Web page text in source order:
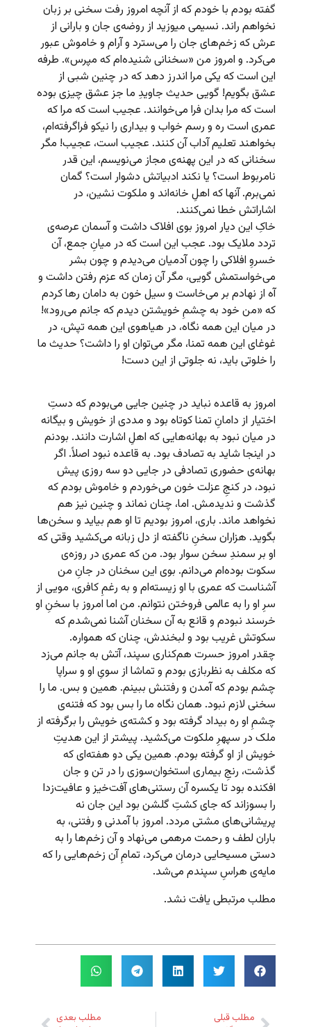
گفته بودم با خودم که از آنچه امروز رفت سخنی بر زبان
نخواهم راند. نسیمی می­وزید از روضه‌ی جان و بارانی از
عرش که زخم‌های جان را می‌سترد و آرام و خاموش عبور
می‌کرد. و امروز من «سخنانی شنیده‌ام که مپرس». طرفه
این است که یکی مرا اندرز دهد که در چنین شبی از
عشق بگویم! گویی حدیث جاویدِ ما جز عشق چیزی بوده
است که مرا بدان فرا می‌خوانند. عجیب است که مرا که
عمری است ره و رسم خواب و بیداری را نیکو فراگرفته‌ام،
بخواهند تعلیم آداب آن کنند. عجیب است، عجیب! مگر
سخنانی که در این پهنه‌ی مجاز می‌نویسم، این قدر
نامربوط است؟ یا نکند ادبیاتش دشوار است؟ گمان
نمی‌برم. آنها که اهلِ خانه‌اند و ملکوت نشین، در
اشاراتش خطا نمی‌کنند.
خاکِ این دیار امروز بوی افلاک داشت و آسمان عرصه‌ی
تردد ملایک بود. عجب این است که در میانِ جمع، آن
خسروِ افلاکی را چون آدمیان می‌دیدم و چون بشر
می‌خواستمش گویی، مگر آن زمان که عزم رفتن داشت و
آه از نهادم بر می‌خاست و سیل خون به دامان رها کردم
که «من خود به چشمِ خویشتن دیدم که جانم می‌رود»!
در میان این همه نگاه، در هیاهوی این همه تپش، در
غوغای این همه تمنا، مگر می‌توان او را داشت؟ حدیث ما
را خلوتی باید، نه جلوتی از این دست!
امروز به قاعده نباید در چنین جایی می‌بودم که دستِ
اختیار از دامانِ تمنا کوتاه بود و مددی از خویش و بیگانه
در میان نبود به بهانه‌هایی که اهلِ اشارت دانند. بودنم
در اینجا شاید به تصادف بود. به قاعده نبود اصلاً. اگر
بهانه‌ی حضوری تصادفی در جایی دو سه روزی پیش
نبود، در کنجِ عزلت خون می‌خوردم و خاموش بودم که
گذشت و ندیدمش. اما، چنان نماند و چنین نیز هم
نخواهد ماند. باری، امروز بودیم تا او هم بیاید و سخن‌ها
بگوید. هزاران سخنِ ناگفته از دل زبانه می‌کشید وقتی که
او بر سمندِ سخن سوار بود. من که عمری در روزه‌ی
سکوت بوده‌ام می‌دانم. بوی این سخنان در جانِ من
آشناست که عمری با او زیسته‌ام و به رغمِ کافری، مویی از
سرِ او را به عالمی فروختن نتوانم. من اما امروز با سخنِ او
خرسند نبودم و قانع به آن سخنان آشنا نمی‌شدم که
سکوتش غریب بود و لبخندش، چنان که همواره.
چقدر امروز حسرت هم‌کناری سپند، آتش به جانم می‌زد
که مکلف به نظربازی بودم و تماشا از سویِ او و سراپا
چشم بودم که آمدن و رفتنش ببینم. همین و بس. ما را
سخنی لازم نبود. همان نگاه ما را بس بود که فتنه‌ی
چشمِ او ره بیداد گرفته بود و کشته‌ی خویش را برگرفته از
ملک در سپهرِ ملکوت می‌کشید. پیشتر از این هدیتِ
خویش از او گرفته بودم. همین یکی دو هفته‌ای که
گذشت، رنجِ بیماری استخوان‌سوزی را در تن و جان
افکنده بود تا یکسره آن رستنی‌های آفت‌خیز و عافیت‌زدا
را بسوزاند که جای کشتِ گلشن بود این جان نه
پریشانی‌های مشتی مردد. امروز با آمدنی و رفتنی، به
باران لطف و رحمت مرهمی می‌نهاد و آن زخم‌ها را به
دستی مسیحایی درمان می‌کرد، تمامِ آن زخم‌هایی را که
مایه‌ی هراسِ سپندم می‌شد.
مطلب مرتبطی یافت نشد.
مطلب قبلی مطلب بعدی